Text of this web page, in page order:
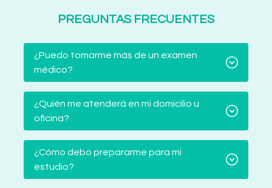
PREGUNTAS FRECUENTES
¿Puedo tomarme más de un examen
médico?
¿Quién me atenderá en mi domicilio u
oficina?
¿Cómo debo prepararme para mi
estudio?